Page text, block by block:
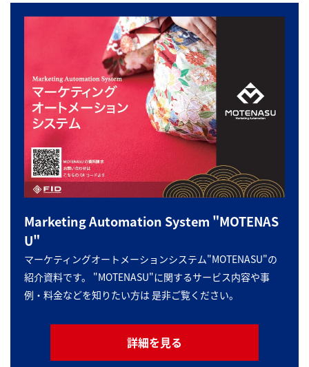
Marketing Automation System "MOTENAS
U"
マーケティングオートメーションシステム"MOTENASU"の
紹介資料です。 "MOTENASU"に関するサービス内容や事
例・料金などを知りたい方は 是非ご覧ください。
詳細を見る